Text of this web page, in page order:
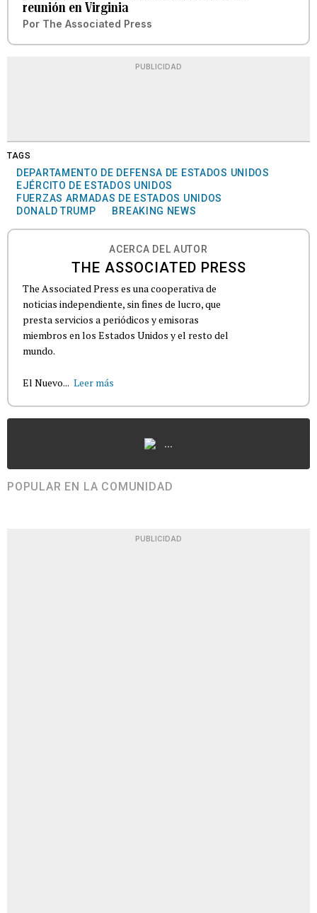
reunión en Virginia
Por The Associated Press
PUBLICIDAD
TAGS
DEPARTAMENTO DE DEFENSA DE ESTADOS UNIDOS
EJÉRCITO DE ESTADOS UNIDOS
FUERZAS ARMADAS DE ESTADOS UNIDOS
DONALD TRUMP
BREAKING NEWS
ACERCA DEL AUTOR
THE ASSOCIATED PRESS
The Associated Press es una cooperativa de
noticias independiente, sin fines de lucro, que
presta servicios a periódicos y emisoras
miembros en los Estados Unidos y el resto del
mundo.
El Nuevo... Leer más
...
POPULAR EN LA COMUNIDAD
PUBLICIDAD